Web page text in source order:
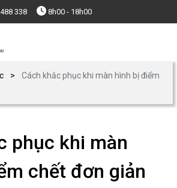
338 8h00 - 18h00
Cách khắc phục khi màn hình bị điểm
phục khi màn
chết đơn giản